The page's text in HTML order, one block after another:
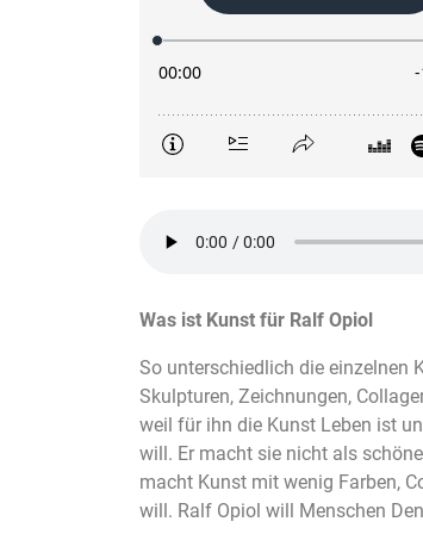
Was ist Kunst für Ralf Opiol
So unterschiedlich die einzelnen
Skulpturen, Zeichnungen,
weil für ihn die Kunst Leben ist
will. Er macht sie nicht als
macht Kunst mit wenig Farben,
will. Ralf Opiol will Menschen